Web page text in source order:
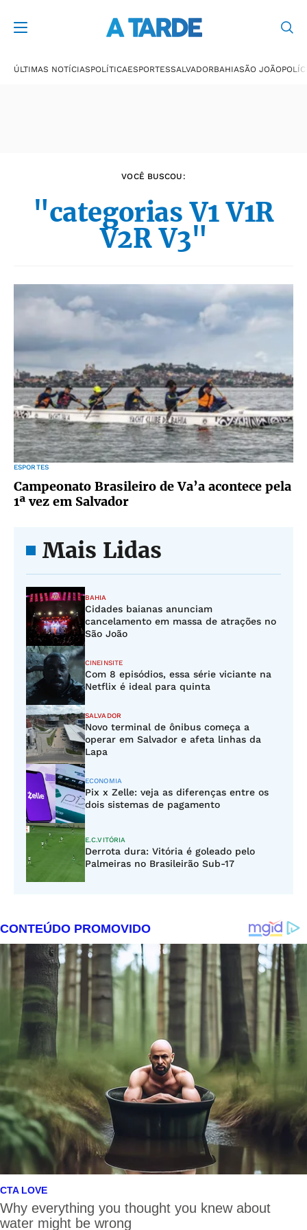
ÚLTIMAS NOTÍCIASPOLÍTICAESPORTESSALVADORBAHIASÃO JOÃO
VOCÊ BUSCOU:
"categorias V1 V1R
V2R V3"
ESPORTES
Campeonato Brasileiro de Va’a acontece pela
1ª vez em Salvador
Mais Lidas
BAHIA
Cidades baianas anunciam
cancelamento em massa de atrações no
São João
CINEINSITE
Com 8 episódios, essa série viciante na
Netflix é ideal para quinta
SALVADOR
Novo terminal de ônibus começa a
operar em Salvador e afeta linhas da
Lapa
ECONOMIA
Pix x Zelle: veja as diferenças entre os
dois sistemas de pagamento
E.C.VITÓRIA
Derrota dura: Vitória é goleado pelo
Palmeiras no Brasileirão Sub-17